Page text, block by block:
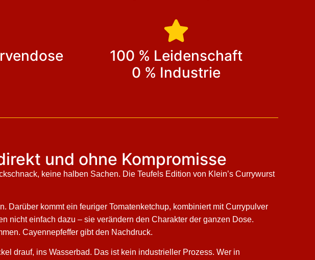
100 % Leidenschaft
0 % Industrie
und ohne Kompromisse
keine halben Sachen. Die Teufels Edition von Klein’s Currywurst
Darüber kommt ein feuriger Tomatenketchup, kombiniert mit Currypulver
nicht einfach dazu – sie verändern den Charakter der ganzen Dose.
Cayennepfeffer gibt den Nachdruck.
drauf, ins Wasserbad. Das ist kein industrieller Prozess. Wer in